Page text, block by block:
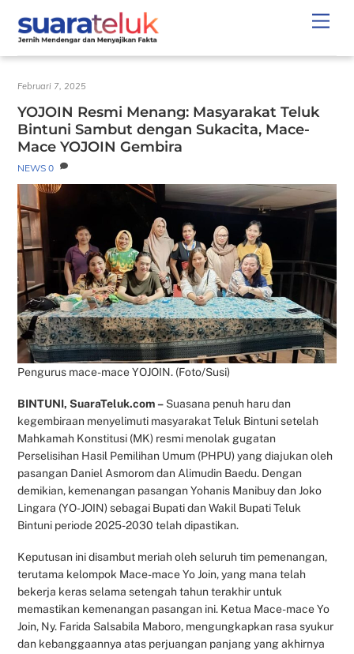
content
Februari 7, 2025
YOJOIN Resmi Menang: Masyarakat Teluk
Bintuni Sambut dengan Sukacita, Mace-
Mace YOJOIN Gembira
NEWS 0
Pengurus mace-mace YOJOIN. (Foto/Susi)
BINTUNI, SuaraTeluk.com – Suasana penuh haru dan
kegembiraan menyelimuti masyarakat Teluk Bintuni setelah
Mahkamah Konstitusi (MK) resmi menolak gugatan
Perselisihan Hasil Pemilihan Umum (PHPU) yang diajukan oleh
pasangan Daniel Asmorom dan Alimudin Baedu. Dengan
demikian, kemenangan pasangan Yohanis Manibuy dan Joko
Lingara (YO-JOIN) sebagai Bupati dan Wakil Bupati Teluk
Bintuni periode 2025-2030 telah dipastikan.
Keputusan ini disambut meriah oleh seluruh tim pemenangan,
terutama kelompok Mace-mace Yo Join, yang mana telah
bekerja keras selama setengah tahun terakhir untuk
memastikan kemenangan pasangan ini. Ketua Mace-mace Yo
Join, Ny. Farida Salsabila Maboro, mengungkapkan rasa syukur
dan kebanggaannya atas perjuangan panjang yang akhirnya